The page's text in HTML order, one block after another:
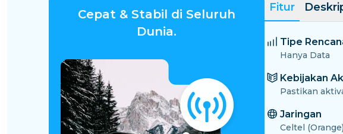
Cepat & Stabil di Seluruh
Dunia.
Fitur
Tipe
Hanya Data
Kebijakan
Pastikan
Jaringan
Celtel